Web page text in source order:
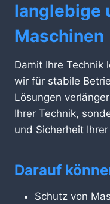
langlebige
Maschinen
Damit Ihre Technik
wir für stabile
Lösungen
Ihrer Technik,
und Sicherheit
Darauf
Schutz von